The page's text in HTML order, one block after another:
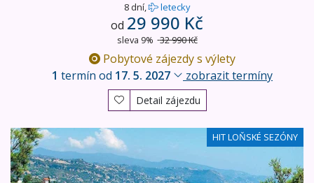
8 dní, letecky
od 29 990 Kč
sleva 9% 32 990 Kč
Pobytové zájezdy s výlety
1 termín od 17. 5. 2027 zobrazit termíny
Detail zájezdu
HIT LOŇSKÉ SEZÓNY
Francouzská a palmová Ligurská riviéra